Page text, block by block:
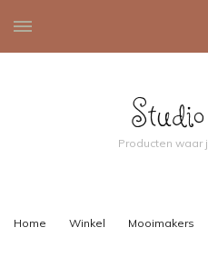
Producten waar
Home Winkel Mooimakers